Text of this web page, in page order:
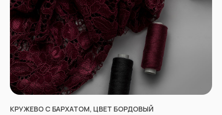
КРУЖЕВО С БАРХАТОМ, ЦВЕТ БОРДОВЫЙ